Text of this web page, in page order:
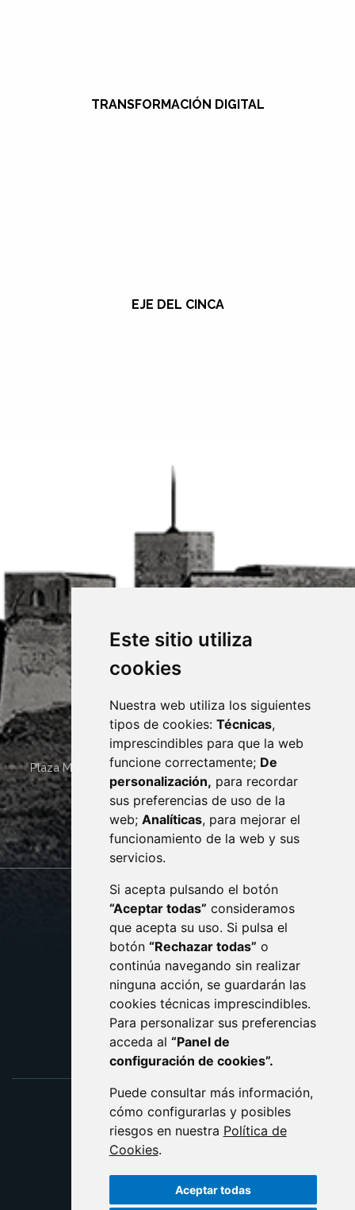
Este sitio utiliza
cookies
Nuestra web utiliza los siguientes
tipos de cookies: Técnicas,
imprescindibles para que la web
funcione correctamente; De
personalización, para recordar
sus preferencias de uso de la
web; Analíticas, para mejorar el
funcionamiento de la web y sus
servicios.
Si acepta pulsando el botón
“Aceptar todas” consideramos
que acepta su uso. Si pulsa el
botón “Rechazar todas” o
continúa navegando sin realizar
ninguna acción, se guardarán las
cookies técnicas imprescindibles.
Para personalizar sus preferencias
acceda al “Panel de
configuración de cookies”.
Puede consultar más información,
cómo configurarlas y posibles
riesgos en nuestra Política de
Cookies.
Aceptar todas
TRANSFORMACIÓN DIGITAL
EJE DEL CINCA
Plaza Mayor 4 22400 MONZÓN - ARAGÓN (ESPAÑA)
· (34) 974 400 700 ·
sac@monzon.es
monzon.es
CONTACTO
AVISO LEGAL
PROTECCIÓN DE DATOS
POLÍTICA DE COOKIES
ACCESIBILIDAD
ENLACE EXTERNO AL